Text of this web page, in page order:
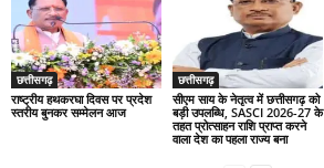
छत्तीसगढ़
राष्ट्रीय हथकरघा दिवस पर प्रदेश
स्तरीय बुनकर सम्मेलन आज
छत्तीसगढ़
सीएम साय के नेतृत्व में छत्तीसगढ़ को
बड़ी उपलब्धि, SASCI 2026-27 के
तहत प्रोत्साहन राशि प्राप्त करने
वाला देश का पहला राज्य बना